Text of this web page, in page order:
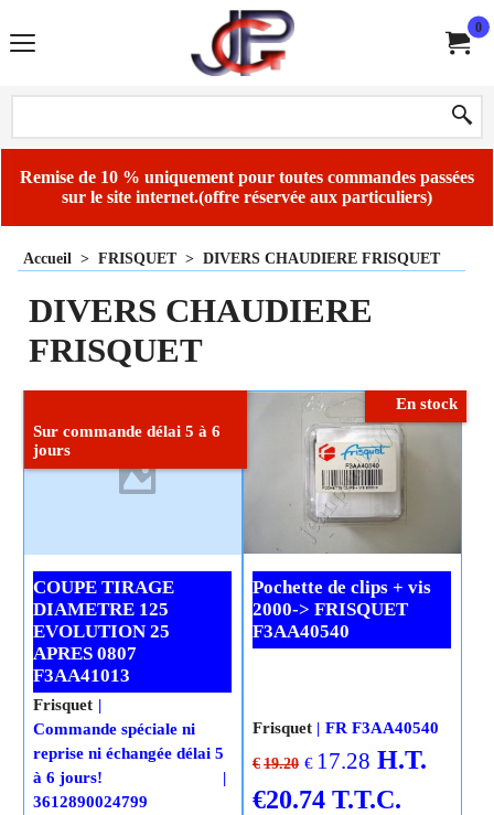
0
Remise de 10 % uniquement pour toutes commandes passées
sur le site internet.(offre réservée aux particuliers)
Accueil > FRISQUET> DIVERS CHAUDIERE FRISQUET
DIVERS CHAUDIERE
FRISQUET
Sur commande délai 5 à 6
jours
COUPE TIRAGE
DIAMETRE 125
EVOLUTION 25
APRES 0807
F3AA41013
Frisquet
Commande spéciale ni
reprise ni échangée délai 5
à 6 jours!
3612890024799
En stock
Pochette de clips + vis
2000-> FRISQUET
F3AA40540
€ 19.20 € 17.28 H.T.
€20.74 T.T.C.
Frisquet FR F3AA40540